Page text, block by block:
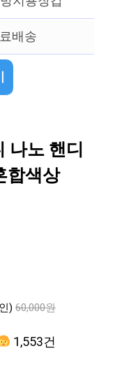
배송
나노 핸디
합색상
) 60,000원
1,553건